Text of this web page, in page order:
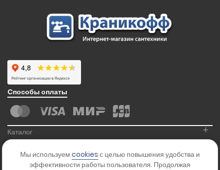
Cпособы оплаты
Каталог +
Контакты
Мы используем cookies с целью повышения удобства и
эффективности работы пользователя. Продолжая